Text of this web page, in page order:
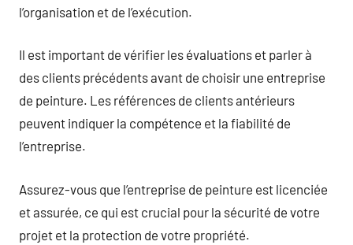
l’organisation et de l’exécution.
Il est important de vérifier les évaluations et parler à
des clients précédents avant de choisir une entreprise
de peinture. Les références de clients antérieurs
peuvent indiquer la compétence et la fiabilité de
l’entreprise.
Assurez-vous que l’entreprise de peinture est licenciée
et assurée, ce qui est crucial pour la sécurité de votre
projet et la protection de votre propriété.